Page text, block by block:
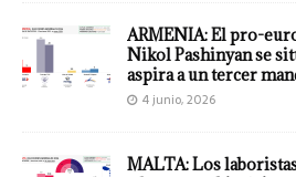
ARMENIA: El pro-
Nikol Pashinyan se
aspira a un tercer
4 junio, 2026
MALTA: Los